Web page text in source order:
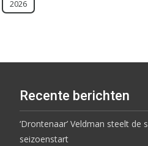
2026
Recente berichten
‘Drontenaar’ Veldman steelt de
seizoenstart